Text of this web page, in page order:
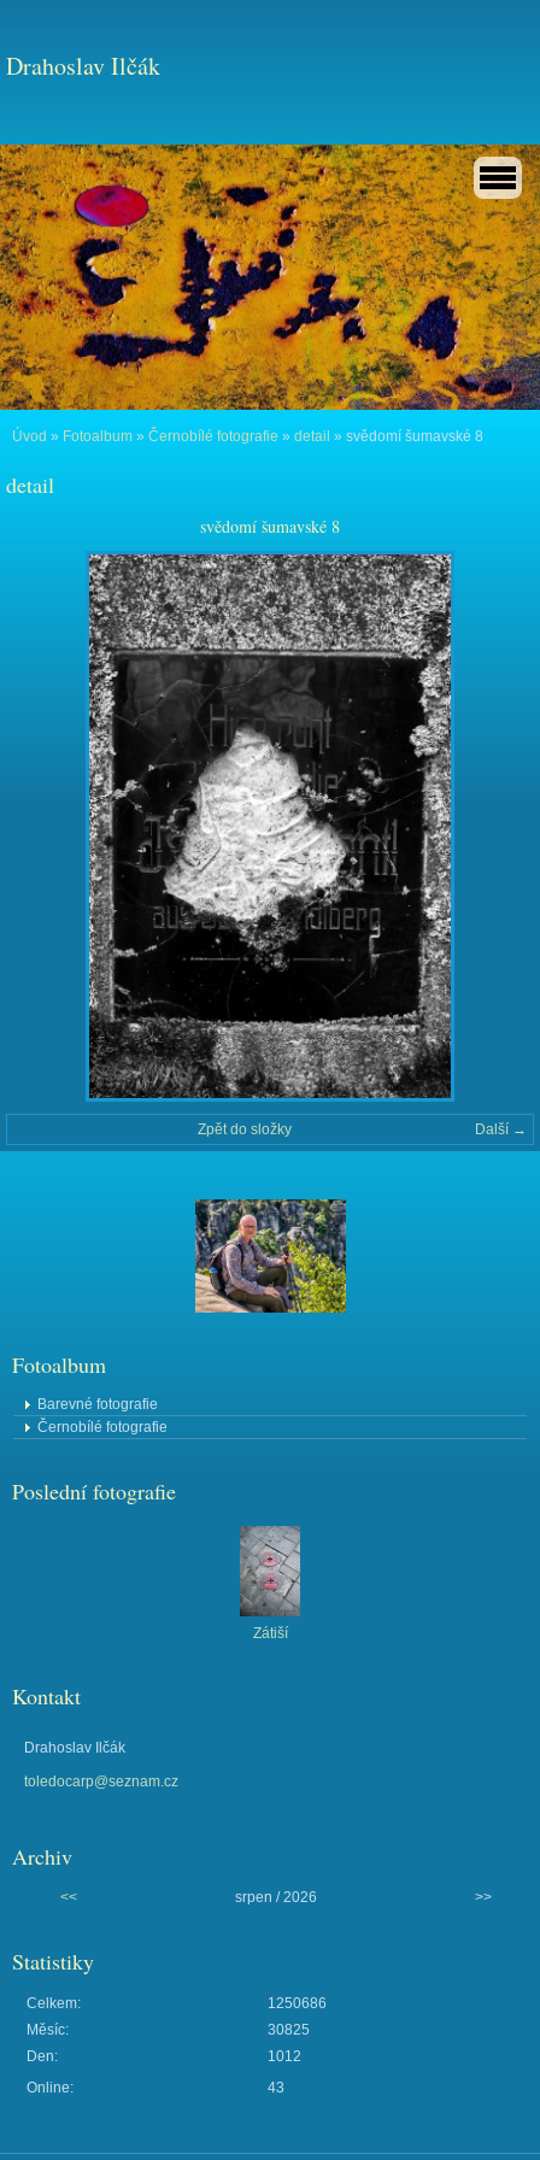
Drahoslav Ilčák
Úvod » Fotoalbum » Černobílé fotografie » detail » svědomí šumavské 8
detail
svědomí šumavské 8
Další →
Zpět do složky
Fotoalbum
Barevné fotografie
Černobílé fotografie
Poslední fotografie
Zátiší
Kontakt
Drahoslav Ilčák
toledocarp@seznam.cz
Archiv
<< srpen / 2026 >>
Statistiky
Online: 43
Celkem:
1250686
Měsíc:
30825
Den:
1012